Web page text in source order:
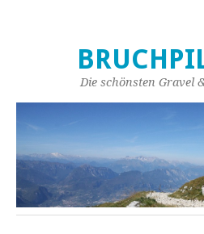
Die schönsten Gravel